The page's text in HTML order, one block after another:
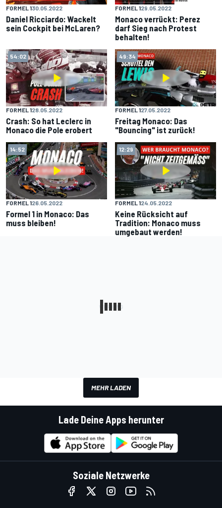
FORMEL 130.05.2022
Daniel Ricciardo: Wackelt
sein Cockpit bei McLaren?
FORMEL 129.05.2022
Monaco verrückt: Perez
darf Sieg nach Protest
behalten!
54:02
FORMEL 128.05.2022
Crash: So hat Leclerc in
Monaco die Pole erobert
49:34
FORMEL 127.05.2022
Freitag Monaco: Das
"Bouncing" ist zurück!
14:52
FORMEL 126.05.2022
Formel 1 in Monaco: Das
muss bleiben!
12:29
FORMEL 124.05.2022
Keine Rücksicht auf
Tradition: Monaco muss
umgebaut werden!
MEHR LADEN
Lade Deine Apps herunter
Soziale Netzwerke